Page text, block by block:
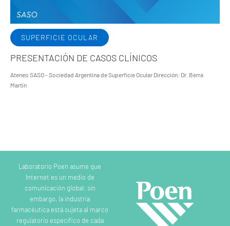
SUPERFICIE OCULAR
PRESENTACIÓN DE CASOS CLÍNICOS
Ateneo SASO - Sociedad Argentina de Superficie Ocular Dirección: Dr. Berra
Martín
Laboratorio Poen asume que
Internet es un medio de
comunicación global; sin
embargo, la industria
farmacéutica está sujeta al marco
regulatorio específico de cada